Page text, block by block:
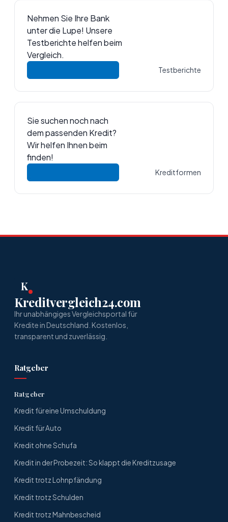
Nehmen Sie Ihre Bank
unter die Lupe! Unsere
Testberichte helfen beim
Vergleich.
Testberichte
Sie suchen noch nach
dem passenden Kredit?
Wir helfen Ihnen beim
finden!
Kreditformen
K
Kreditvergleich24.com
Ihr unabhängiges Vergleichsportal für
Kredite in Deutschland. Kostenlos,
transparent und zuverlässig.
Ratgeber
Ratgeber
Kredit für eine Umschuldung
Kredit für Auto
Kredit ohne Schufa
Kredit in der Probezeit: So klappt die Kreditzusage
Kredit trotz Lohnpfändung
Kredit trotz Schulden
Kredit trotz Mahnbescheid